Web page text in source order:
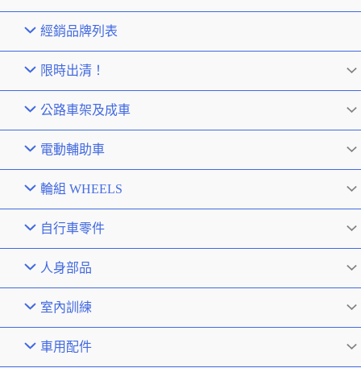
經銷品牌列表
限時出清！
公路車架及成車
電動輔助車
輪組 WHEELS
自行車零件
人身部品
室內訓練
車用配件